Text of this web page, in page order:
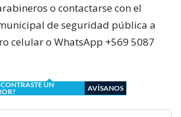
o contactarse con el
de seguridad pública a
celular o WhatsApp +569 5087
UN
AVÍSANOS